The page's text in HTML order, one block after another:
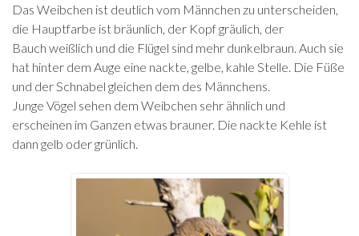
Das Weibchen ist deutlich vom Männchen zu unterscheiden,
die Hauptfarbe ist bräunlich, der Kopf gräulich, der
Bauch weißlich und die Flügel sind mehr dunkelbraun. Auch sie
hat hinter dem Auge eine nackte, gelbe, kahle Stelle. Die Füße
und der Schnabel gleichen dem des Männchens.
Junge Vögel sehen dem Weibchen sehr ähnlich und
erscheinen im Ganzen etwas brauner. Die nackte Kehle ist
dann gelb oder grünlich.